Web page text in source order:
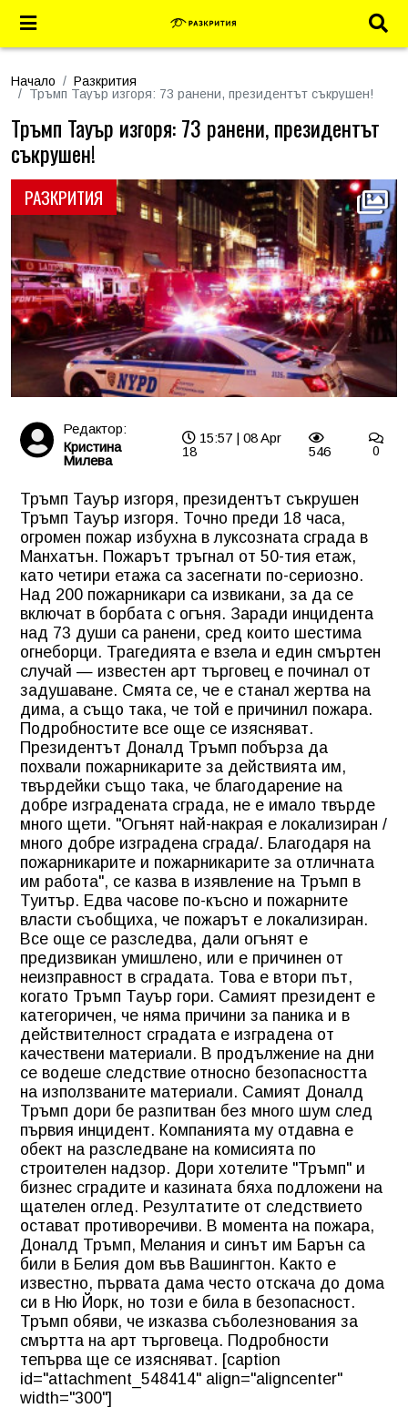
Начало
Разкрития
Тръмп Тауър изгоря: 73 ранени, президентът съкрушен!
РАЗКРИТИЯ
Тръмп Тауър изгоря: 73 ранени, президентът
съкрушен!
Редактор:
Кристина
Милева
15:57 | 08 Apr
18
546 0
Тръмп Тауър изгоря, президентът съкрушен
Тръмп Тауър изгоря. Точно преди 18 часа,
огромен пожар избухна в луксозната сграда в
Манхатън. Пожарът тръгнал от 50-тия етаж,
като четири етажа са засегнати по-сериозно.
Над 200 пожарникари са извикани, за да се
включат в борбата с огъня. Заради инцидента
над 73 души са ранени, сред които шестима
огнеборци. Трагедията е взела и един смъртен
случай — известен арт търговец е починал от
задушаване. Смята се, че е станал жертва на
дима, а също така, че той е причинил пожара.
Подробностите все още се изясняват.
Президентът Доналд Тръмп побърза да
похвали пожарникарите за действията им,
твърдейки също така, че благодарение на
добре изградената сграда, не е имало твърде
много щети. "Огънят най-накрая е локализиран /
много добре изградена сграда/. Благодаря на
пожарникарите и пожарникарите за отличната
им работа", се казва в изявление на Тръмп в
Туитър. Едва часове по-късно и пожарните
власти съобщиха, че пожарът е локализиран.
Все още се разследва, дали огънят е
предизвикан умишлено, или е причинен от
неизправност в сградата. Това е втори път,
когато Тръмп Тауър гори. Самият президент е
категоричен, че няма причини за паника и в
действителност сградата е изградена от
качествени материали. В продължение на дни
се водеше следствие относно безопасността
на използваните материали. Самият Доналд
Тръмп дори бе разпитван без много шум след
първия инцидент. Компанията му отдавна е
обект на разследване на комисията по
строителен надзор. Дори хотелите "Тръмп" и
бизнес сградите и казината бяха подложени на
щателен оглед. Резултатите от следствието
остават противоречиви. В момента на пожара,
Доналд Тръмп, Мелания и синът им Барън са
били в Белия дом във Вашингтон. Както е
известно, първата дама често отскача до дома
си в Ню Йорк, но този е била в безопасност.
Тръмп обяви, че изказва съболезнования за
смъртта на арт търговеца. Подробности
тепърва ще се изясняват. [caption
id="attachment_548414" align="aligncenter"
width="300"]